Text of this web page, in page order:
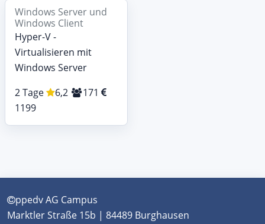
Windows Server und
Windows Client
Hyper-V -
Virtualisieren mit
Windows Server
2 Tage
6,2
171
1199
ppedv AG Campus
Marktler Straße 15b | 84489 Burghausen